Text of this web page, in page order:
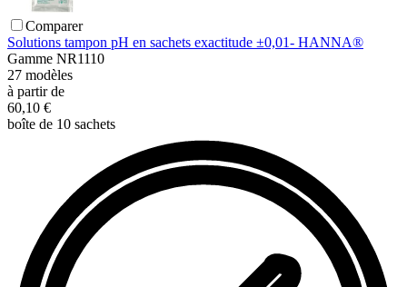
Comparer
Solutions tampon pH en sachets exactitude ±0,01- HANNA®
Gamme NR1110
27 modèles
à partir de
60,10 €
boîte de 10 sachets